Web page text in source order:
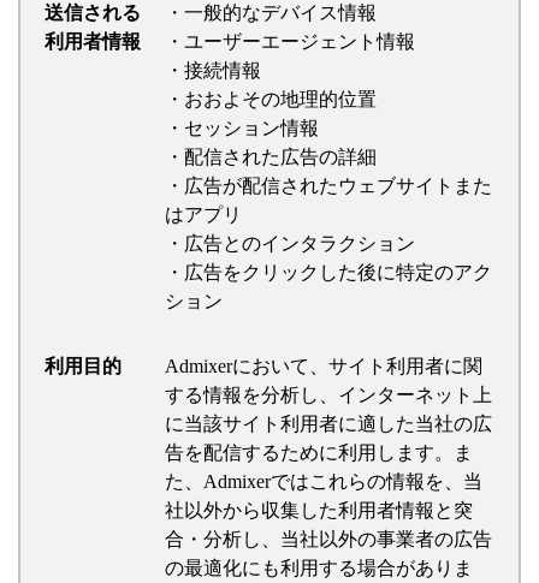
送信される
利用者情報
・一般的なデバイス情報
・ユーザーエージェント情報
・接続情報
・おおよその地理的位置
・セッション情報
・配信された広告の詳細
・広告が配信されたウェブサイトまた
はアプリ
・広告とのインタラクション
・広告をクリックした後に特定のアク
ション
利用目的
Admixerにおいて、サイト利用者に関
する情報を分析し、インターネット上
に当該サイト利用者に適した当社の広
告を配信するために利用します。ま
た、Admixerではこれらの情報を、当
社以外から収集した利用者情報と突
合・分析し、当社以外の事業者の広告
の最適化にも利用する場合がありま